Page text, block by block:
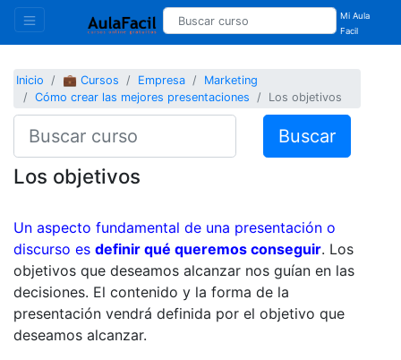
Mi Aula
Facil
Inicio 💼 Cursos Empresa
Marketing
Cómo crear las mejores presentaciones
Los objetivos
Buscar
Los objetivos
Un aspecto fundamental de una presentación o
discurso es definir qué queremos conseguir. Los
objetivos que deseamos alcanzar nos guían en las
decisiones. El contenido y la forma de la
presentación vendrá definida por el objetivo que
deseamos alcanzar.